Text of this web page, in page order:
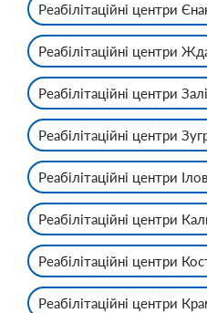
Реабілітаційні центри
Реабілітаційні центри
Реабілітаційні центри
Реабілітаційні центри
Реабілітаційні центри
Реабілітаційні центри
Реабілітаційні центри
Реабілітаційні центри